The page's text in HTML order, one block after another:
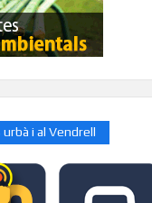
i al Vendrell